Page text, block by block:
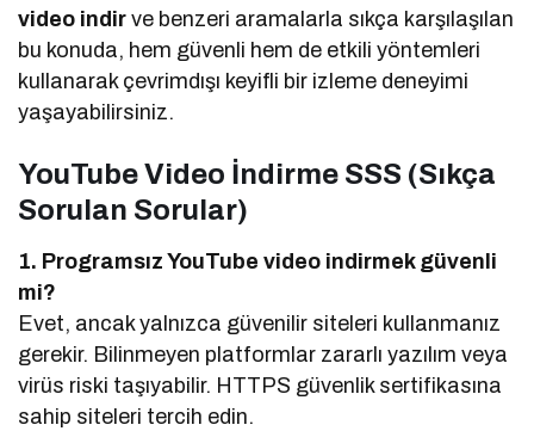
video indir ve benzeri aramalarla sıkça karşılaşılan
bu konuda, hem güvenli hem de etkili yöntemleri
kullanarak çevrimdışı keyifli bir izleme deneyimi
yaşayabilirsiniz.
YouTube Video İndirme SSS (Sıkça
Sorulan Sorular)
1. Programsız YouTube video indirmek güvenli
mi?
Evet, ancak yalnızca güvenilir siteleri kullanmanız
gerekir. Bilinmeyen platformlar zararlı yazılım veya
virüs riski taşıyabilir. HTTPS güvenlik sertifikasına
sahip siteleri tercih edin.